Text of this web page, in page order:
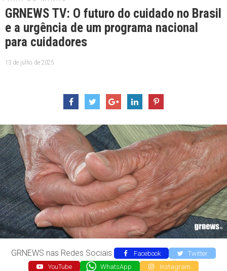
GRNEWS TV: O futuro do cuidado no Brasil
e a urgência de um programa nacional
para cuidadores
13 de julho de 2025
GRNEWS nas Redes Sociais Facebook
Twitter
YouTube
WhatsApp Instagram